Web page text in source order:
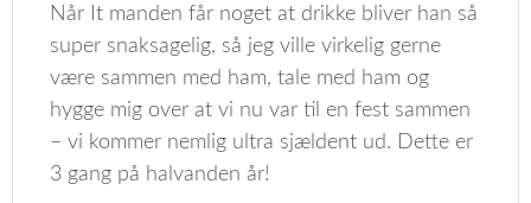
Når It manden får noget at drikke bliver han så
super snaksagelig, så jeg ville virkelig gerne
være sammen med ham, tale med ham og
hygge mig over at vi nu var til en fest sammen
– vi kommer nemlig ultra sjældent ud. Dette er
3 gang på halvanden år!